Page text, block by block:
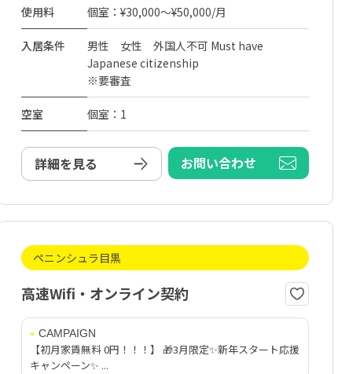
使用料 個室：¥30,000～¥50,000/月
入居条件
男性 女性 外国人不可 Must have
Japanese citizenship
※要審査
空室 個室：1
詳細を見る お問い合わせ
ペニンシュラ目黒
高速Wifi・オンライン契約
CAMPAIGN
【初月家賃無料 0円！！！】 🎁3月限定✨新年スタート応援
キャンペーン✨ ...